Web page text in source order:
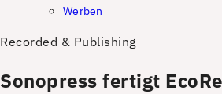
Werben
Recorded & Publishing
Sonopress fertigt